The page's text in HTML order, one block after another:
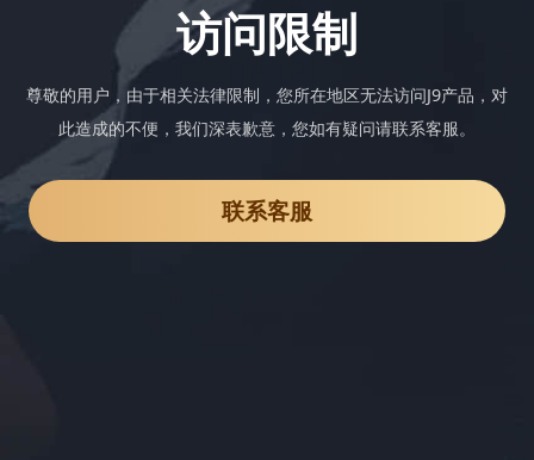
访问限制
尊敬的用户，由于相关法律限制，您所在地区无法访问J9产品，对
此造成的不便，我们深表歉意，您如有疑问请联系客服。
联系客服